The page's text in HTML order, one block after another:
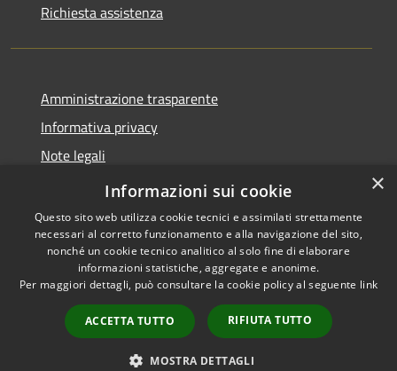
Richiesta assistenza
Amministrazione trasparente
Informativa privacy
Note legali
Dichiarazione di accessibilità
Accessibilità
Copyright © 2026 • Comune di
San Teodoro • Powered by
Municipium•
Accesso
redazione
×
Informazioni sui cookie
Questo sito web utilizza cookie tecnici e assimilati strettamente
necessari al corretto funzionamento e alla navigazione del sito,
nonché un cookie tecnico analitico al solo fine di elaborare
informazioni statistiche, aggregate e anonime.
Per maggiori dettagli, può consultare la cookie policy al seguente link
ACCETTA TUTTO RIFIUTA TUTTO
MOSTRA DETTAGLI